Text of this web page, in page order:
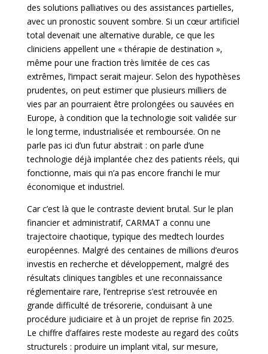
des solutions palliatives ou des assistances partielles,
avec un pronostic souvent sombre. Si un cœur artificiel
total devenait une alternative durable, ce que les
cliniciens appellent une « thérapie de destination »,
même pour une fraction très limitée de ces cas
extrêmes, l’impact serait majeur. Selon des hypothèses
prudentes, on peut estimer que plusieurs milliers de
vies par an pourraient être prolongées ou sauvées en
Europe, à condition que la technologie soit validée sur
le long terme, industrialisée et remboursée. On ne
parle pas ici d’un futur abstrait : on parle d’une
technologie déjà implantée chez des patients réels, qui
fonctionne, mais qui n’a pas encore franchi le mur
économique et industriel.
Car c’est là que le contraste devient brutal. Sur le plan
financier et administratif, CARMAT a connu une
trajectoire chaotique, typique des medtech lourdes
européennes. Malgré des centaines de millions d’euros
investis en recherche et développement, malgré des
résultats cliniques tangibles et une reconnaissance
réglementaire rare, l’entreprise s’est retrouvée en
grande difficulté de trésorerie, conduisant à une
procédure judiciaire et à un projet de reprise fin 2025.
Le chiffre d’affaires reste modeste au regard des coûts
structurels : produire un implant vital, sur mesure,